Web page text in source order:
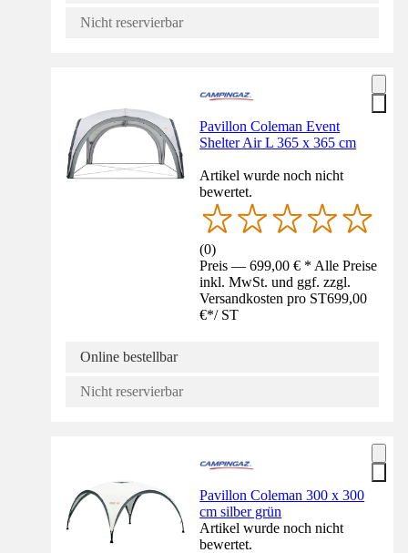
Nicht reservierbar
Pavillon Coleman Event
Shelter Air L 365 x 365 cm
Artikel wurde noch nicht
bewertet.
(0)
Preis — 699,00 € * Alle Preise
inkl. MwSt. und ggf. zzgl.
Versandkosten pro ST699,00
€*/ ST
Online bestellbar
Nicht reservierbar
Pavillon Coleman 300 x 300
cm silber grün
Artikel wurde noch nicht
bewertet.